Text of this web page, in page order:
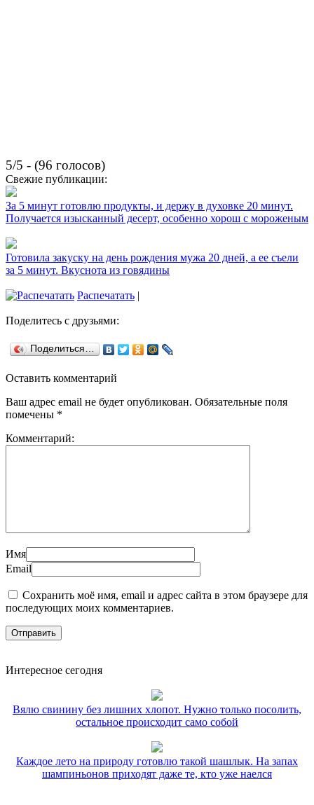
5/5 - (96 голосов)
Свежие публикации:
За 5 минут готовлю продукты, и держу в духовке 20 минут.
Получается изысканный десерт, особенно хорош с мороженым
Готовила закуску на день рождения мужа 20 дней, а ее съели
за 5 минут. Вкуснота из говядины
Распечатать |
Поделитесь с друзьями:
Поделиться…
Оставить комментарий
Ваш адрес email не будет опубликован. Обязательные поля
помечены *
Комментарий:
Имя
Email
Сохранить моё имя, email и адрес сайта в этом браузере для
последующих моих комментариев.
Интересное сегодня
Вялю свинину без лишних хлопот. Нужно только посолить,
остальное происходит само собой
Каждое лето на природу готовлю такой шашлык. На запах
шампиньонов приходят даже те, кто уже наелся